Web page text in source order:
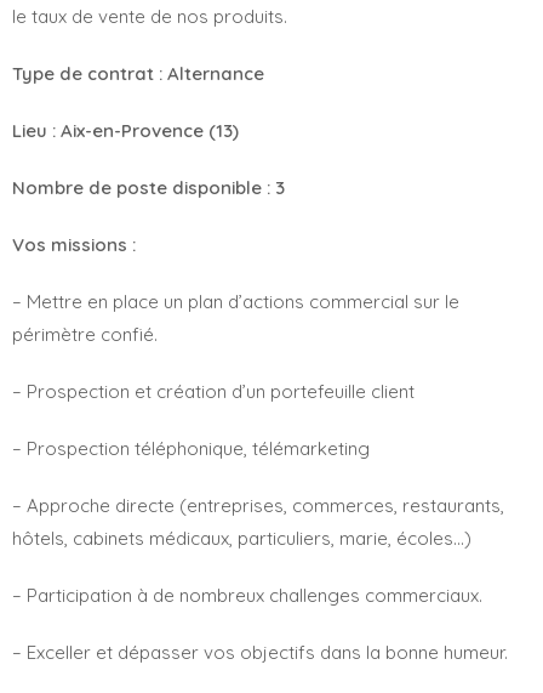
le taux de vente de nos produits.
Type de contrat : Alternance
Lieu : Aix-en-Provence (13)
Nombre de poste disponible : 3
Vos missions :
– Mettre en place un plan d’actions commercial sur le
périmètre confié.
– Prospection et création d’un portefeuille client
– Prospection téléphonique, télémarketing
– Approche directe (entreprises, commerces, restaurants,
hôtels, cabinets médicaux, particuliers, marie, écoles…)
– Participation à de nombreux challenges commerciaux.
– Exceller et dépasser vos objectifs dans la bonne humeur.